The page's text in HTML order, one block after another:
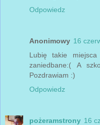
Odpowiedz
Anonimowy 16
Lubię takie
zaniedbane:( A
Pozdrawiam :)
Odpowiedz
pożeramstrony 16